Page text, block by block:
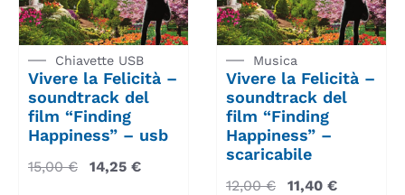
Chiavette USB
Vivere la Felicità –
soundtrack del
film “Finding
Happiness” – usb
15,00€ 14,25 €
Musica
Vivere la Felicità –
soundtrack del
film “Finding
Happiness” –
scaricabile
12,00€ 11,40 €